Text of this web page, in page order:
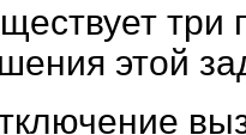
три
этой